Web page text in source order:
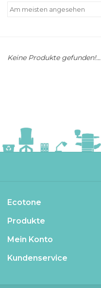
Keine Produkte gefunden!...
Ecotone
Produkte
Mein Konto
Kundenservice